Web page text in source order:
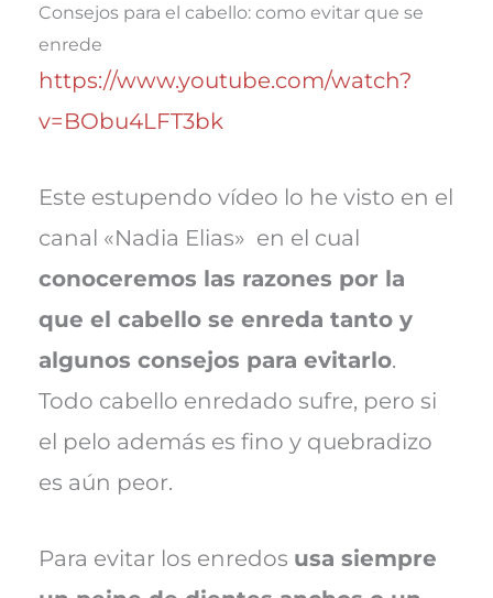
Consejos para el cabello: como evitar que se
enrede
https://www.youtube.com/watch?
v=BObu4LFT3bk
Este estupendo vídeo lo he visto en el
canal «Nadia Elias» en el cual
conoceremos las razones por la
que el cabello se enreda tanto y
algunos consejos para evitarlo.
Todo cabello enredado sufre, pero si
el pelo además es fino y quebradizo
es aún peor.
Para evitar los enredos usa siempre